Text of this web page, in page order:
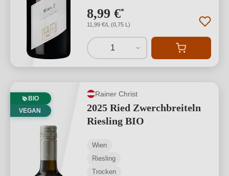
8,99 €*
11,99 €/L (0,75 L)
1
BIO
VEGAN
Rainer Christ
2025 Ried Zwerchbreiteln
Riesling BIO
Wien
Riesling
Trocken